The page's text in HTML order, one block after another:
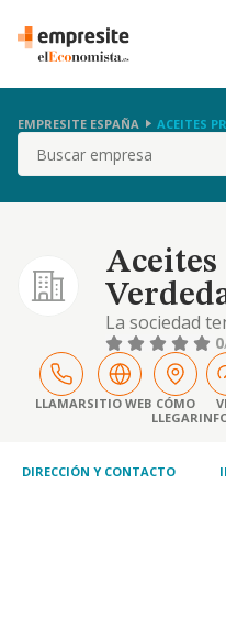
EMPRESITE ESPAÑA ACEITES
Buscar
La sociedad
mayor y
aceites.
mayor de
y grasas
0
LLAMARSITIO WEB CÓMO
LLEGAR
DIRECCIÓN Y CONTACTO